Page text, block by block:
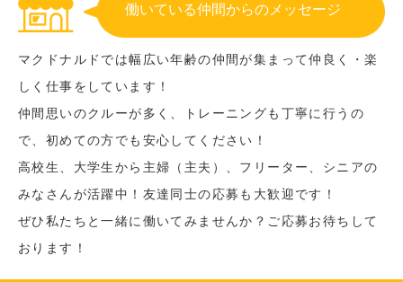
働いている仲間からのメッセージ
マクドナルドでは幅広い年齢の仲間が集まって仲良く・楽
しく仕事をしています！
仲間思いのクルーが多く、トレーニングも丁寧に行うの
で、初めての方でも安心してください！
高校生、大学生から主婦（主夫）、フリーター、シニアの
みなさんが活躍中！友達同士の応募も大歓迎です！
ぜひ私たちと一緒に働いてみませんか？ご応募お待ちして
おります！